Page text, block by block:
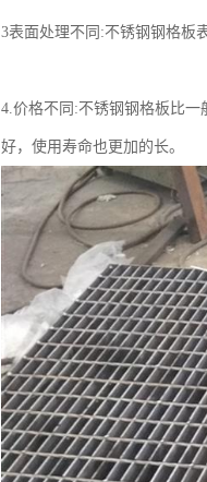
3表面处理不同:不锈钢钢格板
4.价格不同:不锈钢钢格板比
好，使用寿命也更加的长。